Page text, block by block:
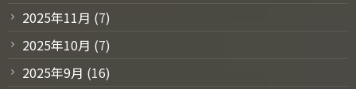
2025年11月 (7)
2025年10月 (7)
2025年9月 (16)